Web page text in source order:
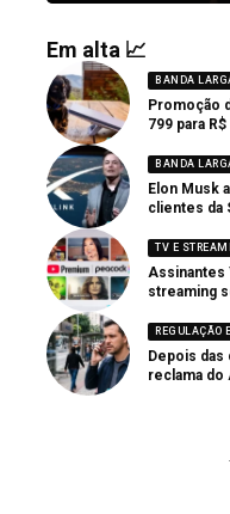
Em alta 📈
BANDA
Promoção
799 para R$
BANDA
Elon Musk
clientes da
TV E
Assinantes
streaming
REGULAÇÃO
Depois das
reclama do